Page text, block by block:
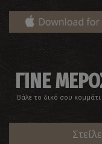
ΓΙΝΕ
Βάλε το δικό σου